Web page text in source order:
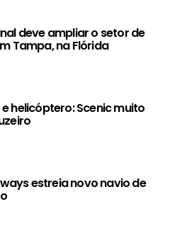
deve ampliar o setor de
Tampa, na Flórida
helicóptero: Scenic muito
estreia novo navio de